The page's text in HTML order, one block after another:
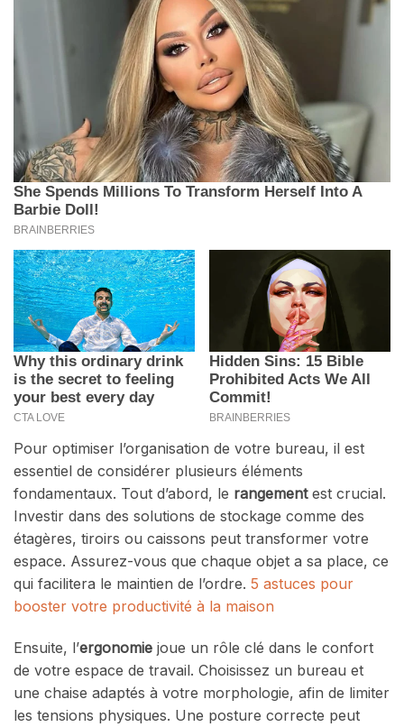
Pour optimiser l’organisation de votre bureau, il est
essentiel de considérer plusieurs éléments
fondamentaux. Tout d’abord, le rangementest crucial.
Investir dans des solutions de stockage comme des
étagères, tiroirs ou caissons peut transformer votre
espace. Assurez-vous que chaque objet a sa place, ce
qui facilitera le maintien de l’ordre. 5 astuces pour
booster votre productivité à la maison
Ensuite, l’ergonomie joue un rôle clé dans le confort
de votre espace de travail. Choisissez un bureau et
une chaise adaptés à votre morphologie, afin de limiter
les tensions physiques. Une posture correcte peut